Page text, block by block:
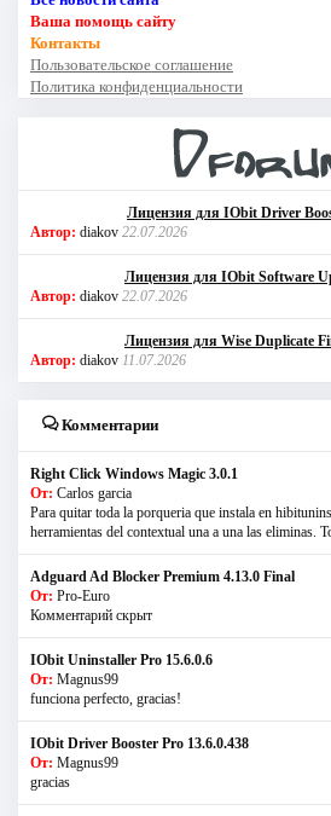
Ваша помощь сайту
Контакты
Пользовательское соглашение
Политика конфиденциальности
Лицензия для IObit Driver
Автор: diakov 22.07.2026
Лицензия для IObit Software
Автор: diakov 22.07.2026
Лицензия для Wise Duplicate
Автор: diakov 11.07.2026
Комментарии
Right Click Windows Magic 3.0.1
От: Carlos garcia
Para quitar toda la porqueria que instala en
herramientas del contextual una a una las eliminas.
Adguard Ad Blocker Premium 4.13.0 Final
От: Pro-Euro
Комментарий скрыт
IObit Uninstaller Pro 15.6.0.6
От: Magnus99
funciona perfecto, gracias!
IObit Driver Booster Pro 13.6.0.438
От: Magnus99
gracias